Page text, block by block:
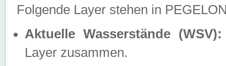
Folgende Layer stehen in
Aktuelle Wasserstände (WSV):
Layer zusammen.